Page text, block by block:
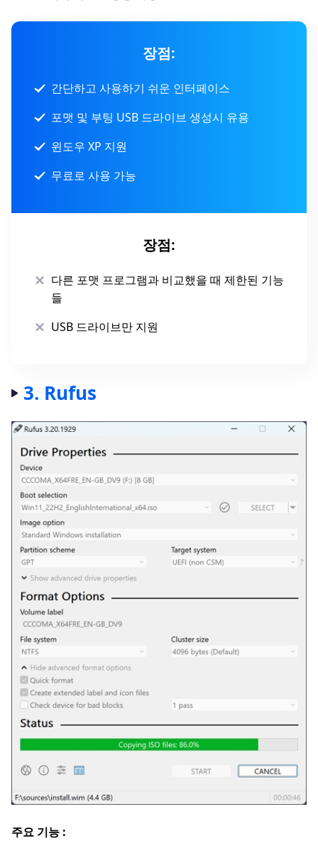
장점:
간단하고 사용하기 쉬운 인터페이스
포맷 및 부팅 USB 드라이브 생성시 유용
윈도우 XP 지원
무료로 사용 가능
장점:
다른 포맷 프로그램과 비교했을 때 제한된 기능
들
USB 드라이브만 지원
3. Rufus
주요 기능 :